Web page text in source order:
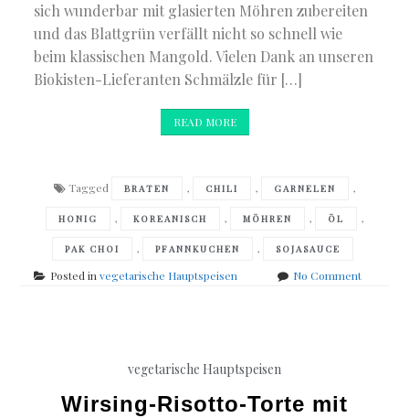
sich wunderbar mit glasierten Möhren zubereiten
und das Blattgrün verfällt nicht so schnell wie
beim klassischen Mangold. Vielen Dank an unseren
Biokisten-Lieferanten Schmälzle für […]
READ MORE
Tagged BRATEN , CHILI , GARNELEN ,
HONIG , KOREANISCH , MÖHREN , ÖL ,
PAK CHOI , PFANNKUCHEN , SOJASAUCE
Posted invegetarische Hauptspeisen No Commenton
vegetarische Hauptspeisen
Wirsing-Risotto-Torte mit